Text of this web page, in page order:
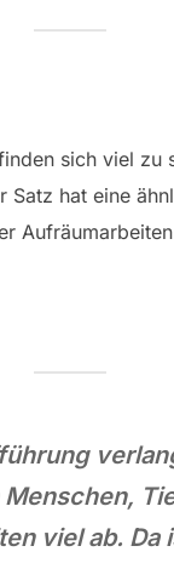
sich viel zu
Satz hat eine
viel ab. Da